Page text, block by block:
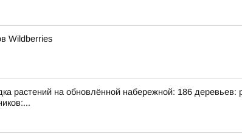
Wildberries
растений на обновлённой набережной: 186 деревьев: